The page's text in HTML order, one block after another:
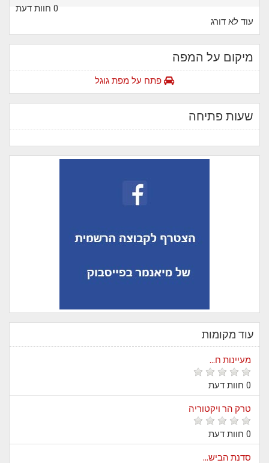
0 חוות דעת
עוד לא דורג
מיקום על המפה
פתח על מפת גוגל
שעות פתיחה
עוד מקומות
מעיינות ח...
0 חוות דעת
טרק הר ויקטוריה
0 חוות דעת
סדנת הביש...